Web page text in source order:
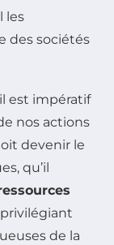
les
des sociétés
est impératif
nos actions
devenir le
qu’il
privilégiant
de la